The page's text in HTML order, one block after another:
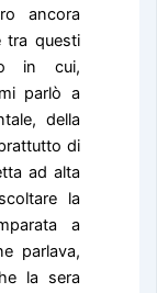
ancora
tra questi
in cui,
parlò a
della
di
ad alta
la
a
parlava,
la sera